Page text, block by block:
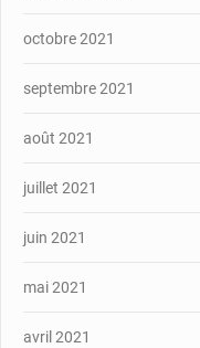
octobre 2021
septembre 2021
août 2021
juillet 2021
juin 2021
mai 2021
avril 2021